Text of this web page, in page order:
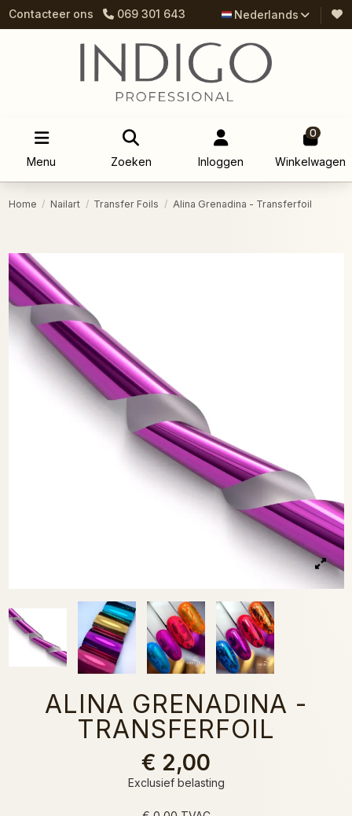
Contacteer ons 069 301 643 Nederlands
Menu Zoeken Inloggen
0
Winkelwagen
Home Nailart Transfer Foils Alina Grenadina - Transferfoil
ALINA GRENADINA -
TRANSFERFOIL
€ 2,00
Exclusief belasting